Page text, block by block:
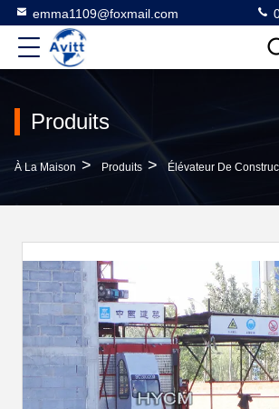
emma1109@foxmail.com
Produits
À La Maison > Produits > Élévateur De